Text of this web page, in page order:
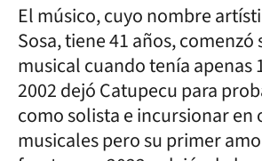
El músico, cuyo nombre
Sosa, tiene 41 años, comenzó
musical cuando tenía apenas
2002 dejó Catupecu para
como solista e incursionar en
musicales pero su primer